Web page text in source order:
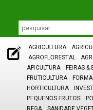
AGRICULTURA
AGROFLORESTAL
APICULTURA
FEIRAS &
FRUTICULTURA
HORTICULTURA
PEQUENOS FRUTOS